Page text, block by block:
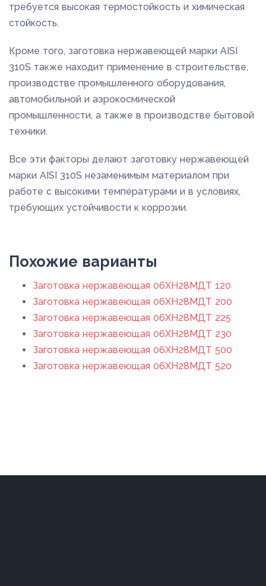
требуется высокая термостойкость и химическая
стойкость.
Кроме того, заготовка нержавеющей марки AISI
310S также находит применение в строительстве,
производстве промышленного оборудования,
автомобильной и аэрокосмической
промышленности, а также в производстве бытовой
техники.
Все эти факторы делают заготовку нержавеющей
марки AISI 310S незаменимым материалом при
работе с высокими температурами и в условиях,
требующих устойчивости к коррозии.
Похожие варианты
Заготовка нержавеющая 06ХН28МДТ 120
Заготовка нержавеющая 06ХН28МДТ 200
Заготовка нержавеющая 06ХН28МДТ 225
Заготовка нержавеющая 06ХН28МДТ 230
Заготовка нержавеющая 06ХН28МДТ 500
Заготовка нержавеющая 06ХН28МДТ 520